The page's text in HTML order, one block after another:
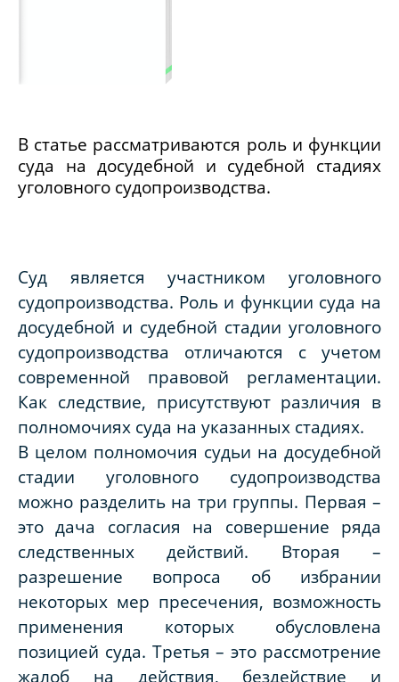
В статье рассматриваются роль и функции
суда на досудебной и судебной стадиях
уголовного судопроизводства.
Суд является участником уголовного
судопроизводства. Роль и функции суда на
досудебной и судебной стадии уголовного
судопроизводства отличаются с учетом
современной правовой регламентации.
Как следствие, присутствуют различия в
полномочиях суда на указанных стадиях.
В целом полномочия судьи на досудебной
стадии уголовного судопроизводства
можно разделить на три группы. Первая –
это дача согласия на совершение ряда
следственных действий. Вторая –
разрешение вопроса об избрании
некоторых мер пресечения, возможность
применения которых обусловлена
позицией суда. Третья – это рассмотрение
жалоб на действия, бездействие и